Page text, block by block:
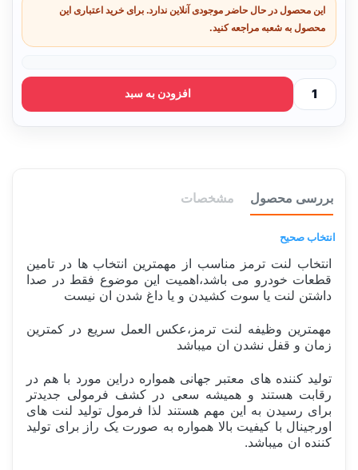
این محصول در حال حاضر موجودی آنلاین ندارد. برای خرید اعتباری این
محصول به شعبه مراجعه کنید.
افزودن به سبد
بررسی محصول مشخصات
انتخاب صحیح
انتخاب لنت ترمز مناسب از مهمترین انتخاب ها در تامین
قطعات خودرو می باشد،اهمیت این موضوع فقط در صدا
داشتن لنت یا سوت کشیدن و یا داغ شدن ان نیست
مهمترین وظیفه لنت ترمز،عکس العمل سریع در کمترین
زمان و قفل نشدن ان میباشد
تولید کننده های معتبر جهانی همواره دراین مورد با هم در
رقابت هستند و همیشه سعی در کشف فرمولی جدیدتر
برای رسیدن به این مهم هستند لذا فرمول تولید لنت های
اورجینال با کیفیت بالا همواره به صورت یک راز برای تولید
کننده ان میباشد.